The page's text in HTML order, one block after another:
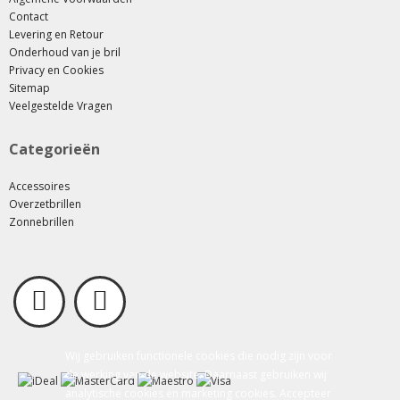
de werking van de website. Daarnaast gebruiken wij
Contact
Levering en Retour
Onderhoud van je bril
Privacy en Cookies
Sitemap
Veelgestelde Vragen
Categorieën
Accessoires
Overzetbrillen
Zonnebrillen